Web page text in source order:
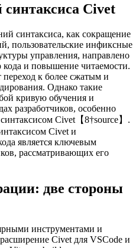
Civet на рабочие процессы
Civet
синтаксиса, как сокращение
пользовательские инфиксные
управления, направлено
и повышение читаемости.
к более сжатым и
Однако такие
кривую обучения и
разработчиков, особенно
Civet【8†source】.
Civet и
рассматривающих его